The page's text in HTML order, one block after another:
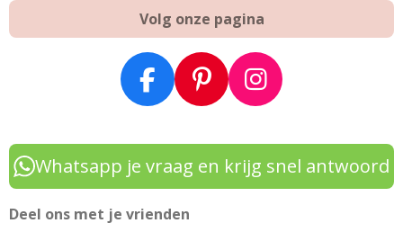
Volg onze pagina
F
a
c
e
b
o
P
i
n
t
e
I
n
s
t
a
Whatsapp je vraag en krijg snel antwoord
Deel ons met je vrienden